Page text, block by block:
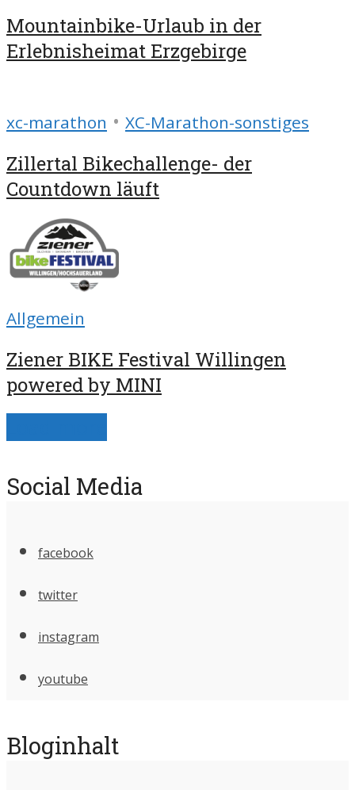
Mountainbike-Urlaub in der
Erlebnisheimat Erzgebirge
xc-marathon • XC-Marathon-sonstiges
Zillertal Bikechallenge- der
Countdown läuft
Allgemein
Ziener BIKE Festival Willingen
powered by MINI
Social Media
facebook
twitter
instagram
youtube
Bloginhalt